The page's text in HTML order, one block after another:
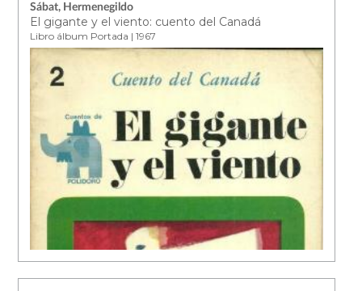
Sábat, Hermenegildo
El gigante y el viento: cuento del Canadá
Libro álbum Portada | 1967